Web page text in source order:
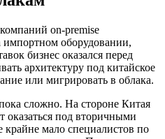
on-premise
импортном оборудовании,
бизнес оказался перед
архитектуру под китайское
или мигрировать в облака.
сложно. На стороне Китая
оказаться под вторичными
мало специалистов по